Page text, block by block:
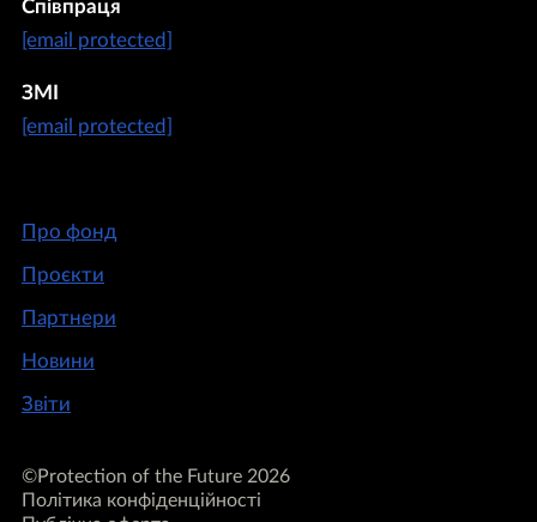
Співпраця
[email protected]
ЗМІ
[email protected]
Про фонд
Проєкти
Партнери
Новини
Звіти
©Protection of the Future 2026
Політика конфіденційності